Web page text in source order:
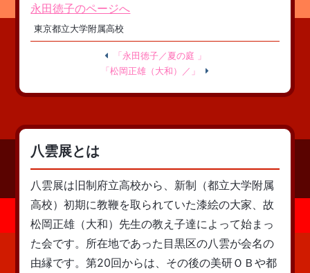
永田徳子のページへ
東京都立大学附属高校
「永田徳子／夏の庭 」
「松岡正雄（大和）／」
八雲展とは
八雲展は旧制府立高校から、新制（都立大学附属
高校）初期に教鞭を取られていた漆絵の大家、故
松岡正雄（大和）先生の教え子達によって始まっ
た会です。所在地であった目黒区の八雲が会名の
由縁です。第20回からは、その後の美研ＯＢや都